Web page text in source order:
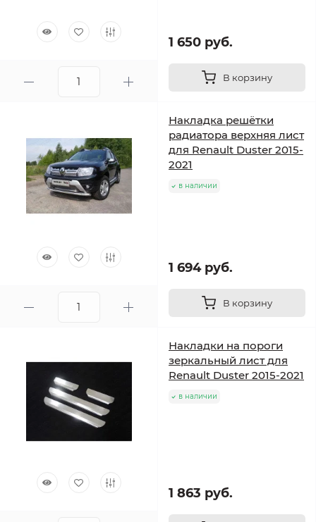
1 650 руб.
В корзину
Накладка решётки
радиатора верхняя лист
для Renault Duster 2015-
2021
в наличии
1 694 руб.
В корзину
Накладки на пороги
зеркальный лист для
Renault Duster 2015-2021
в наличии
1 863 руб.